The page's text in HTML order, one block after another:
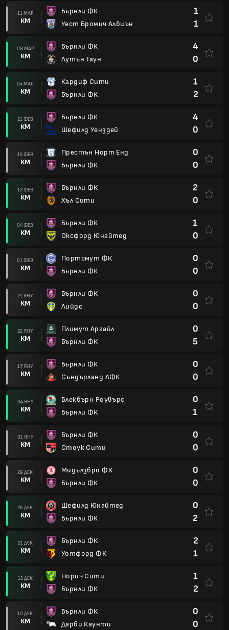
11 МАР
КМ
Бърнли ФК
Уест Бромич Албиън
1
1
08 МАР
КМ
Бърнли ФК
Лутън Таун
4
0
04 МАР
КМ
Кардиф Сити
Бърнли ФК
1
2
21 ФЕВ
КМ
Бърнли ФК
Шефилд Уенздей
4
0
15 ФЕВ
КМ
Престън Норт Енд
Бърнли ФК
0
0
12 ФЕВ
КМ
Бърнли ФК
Хъл Сити
2
0
04 ФЕВ
КМ
Бърнли ФК
Оксфорд Юнайтед
1
0
01 ФЕВ
КМ
Портсмут ФК
Бърнли ФК
0
0
27 ЯНУ
КМ
Бърнли ФК
Лийдс
0
0
22 ЯНУ
КМ
Плимут Аргайл
Бърнли ФК
0
5
17 ЯНУ
КМ
Бърнли ФК
Съндърланд АФК
0
0
04 ЯНУ
КМ
Блекбърн Роувърс
Бърнли ФК
0
1
01 ЯНУ
КМ
Бърнли ФК
Стоук Сити
0
0
29 ДЕК
КМ
Мидълзбро ФК
Бърнли ФК
0
0
26 ДЕК
КМ
Шефилд Юнайтед
Бърнли ФК
0
2
21 ДЕК
КМ
Бърнли ФК
Уотфорд ФК
2
1
15 ДЕК
КМ
Норич Сити
Бърнли ФК
1
2
10 ДЕК
КМ
Бърнли ФК
Дарби Каунти
0
0